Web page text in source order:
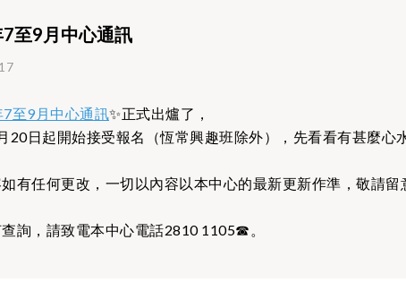
至9月中心通訊
7至9月中心通訊✨正式出爐了，
20日起開始接受報名（恆常興趣班除外），先看看有甚麼心
有任何更改，一切以內容以本中心的最新更新作準，敬請留
詢，請致電本中心電話2810 1105☎。